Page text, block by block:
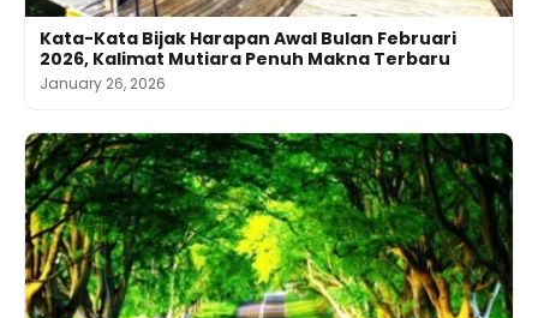
Kata-Kata Bijak Harapan Awal Bulan Februari
2026, Kalimat Mutiara Penuh Makna Terbaru
January 26, 2026